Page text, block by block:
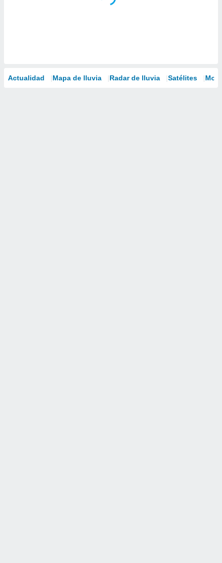
Actualidad Mapa de lluvia Radar de lluvia Satélites